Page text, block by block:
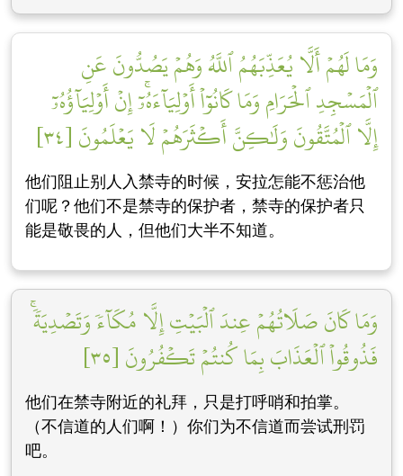
وَمَا لَهُمۡ أَلَّا يُعَذِّبَهُمُ ٱللَّهُ وَهُمۡ يَصُدُّونَ عَنِ
ٱلۡمَسۡجِدِ ٱلۡحَرَامِ وَمَا كَانُوٓاْ أَوۡلِيَآءَهُۥٓۚ إِنۡ أَوۡلِيَآؤُهُۥٓ
إِلَّا ٱلۡمُتَّقُونَ وَلَٰكِنَّ أَكۡثَرَهُمۡ لَا يَعۡلَمُونَ [٣٤]
他们阻止别人入禁寺的时候，安拉怎能不惩治他
们呢？他们不是禁寺的保护者，禁寺的保护者只
能是敬畏的人，但他们大半不知道。
وَمَا كَانَ صَلَاتُهُمۡ عِندَ ٱلۡبَيۡتِ إِلَّا مُكَآءٗ وَتَصۡدِيَةٗۚ
فَذُوقُواْ ٱلۡعَذَابَ بِمَا كُنتُمۡ تَكۡفُرُونَ [٣٥]
他们在禁寺附近的礼拜，只是打呼哨和拍掌。
（不信道的人们啊！）你们为不信道而尝试刑罚
吧。